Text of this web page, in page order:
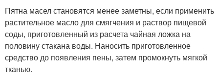
Пятна масел становятся менее заметны, если применить
растительное масло для смягчения и раствор пищевой
соды, приготовленный из расчета чайная ложка на
половину стакана воды. Наносить приготовленное
средство до появления пены, затем промокнуть мягкой
тканью.